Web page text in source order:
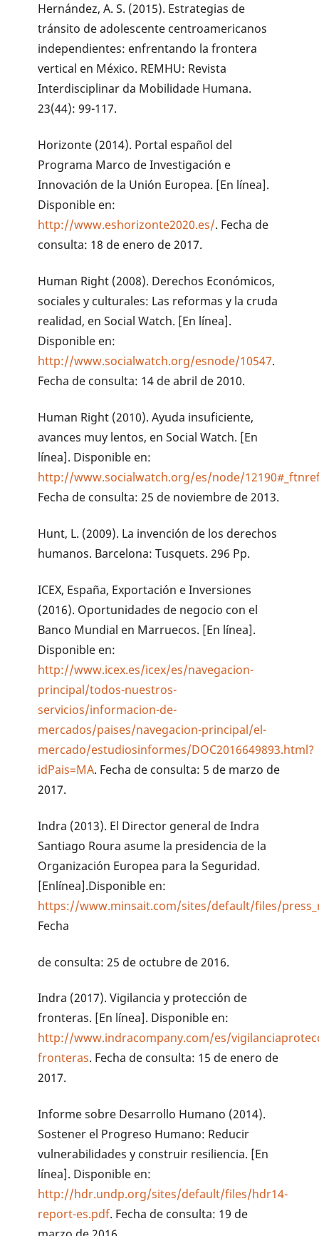
Hernández, A. S. (2015). Estrategias de
tránsito de adolescente centroamericanos
independientes: enfrentando la frontera
vertical en México. REMHU: Revista
Interdisciplinar da Mobilidade Humana.
23(44): 99-117.
Horizonte (2014). Portal español del
Programa Marco de Investigación e
Innovación de la Unión Europea. [En línea].
Disponible en:
http://www.eshorizonte2020.es/. Fecha de
consulta: 18 de enero de 2017.
Human Right (2008). Derechos Económicos,
sociales y culturales: Las reformas y la cruda
realidad, en Social Watch. [En línea].
Disponible en:
http://www.socialwatch.org/esnode/10547.
Fecha de consulta: 14 de abril de 2010.
Human Right (2010). Ayuda insuficiente,
avances muy lentos, en Social Watch. [En
línea]. Disponible en:
http://www.socialwatch.org/es/node/
Fecha de consulta: 25 de noviembre de 2013.
Hunt, L. (2009). La invención de los derechos
humanos. Barcelona: Tusquets. 296 Pp.
ICEX, España, Exportación e Inversiones
(2016). Oportunidades de negocio con el
Banco Mundial en Marruecos. [En línea].
Disponible en:
http://www.icex.es/icex/es/navegacion-
principal/todos-nuestros-
servicios/informacion-de-
mercados/paises/navegacion-principal/el-
mercado/estudiosinformes/DOC2016649893.html?
idPais=MA. Fecha de consulta: 5 de marzo de
2017.
Indra (2013). El Director general de Indra
Santiago Roura asume la presidencia de la
Organización Europea para la Seguridad.
[Enlínea].Disponible en:
https://www.minsait.com/sites/default/files/
Fecha
de consulta: 25 de octubre de 2016.
Indra (2017). Vigilancia y protección de
fronteras. [En línea]. Disponible en:
http://www.indracompany.com/es/
fronteras. Fecha de consulta: 15 de enero de
2017.
Informe sobre Desarrollo Humano (2014).
Sostener el Progreso Humano: Reducir
vulnerabilidades y construir resiliencia. [En
línea]. Disponible en:
http://hdr.undp.org/sites/default/files/hdr14-
report-es.pdf. Fecha de consulta: 19 de